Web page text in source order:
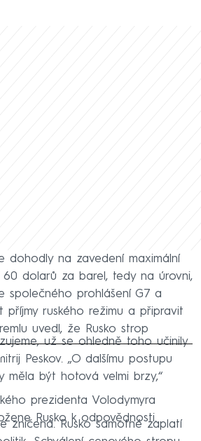
dohodly na zavedení maximální
dolarů za barel, tedy na úrovni,
společného prohlášení G7 a
ruského režimu a připravit
uvedl, že Rusko strop
už se ohledně toho učinily
Peskov. „O dalšímu postupu
měla být hotová velmi brzy,“
prezidenta Volodymyra
Rusko k odpovědnosti.
zničená. Rusko samotné zaplatí